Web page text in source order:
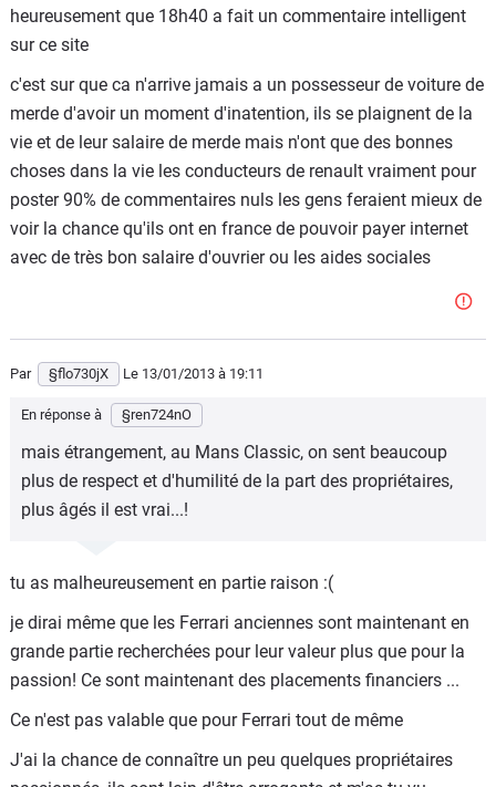
heureusement que 18h40 a fait un commentaire intelligent
sur ce site
c'est sur que ca n'arrive jamais a un possesseur de voiture de
merde d'avoir un moment d'inatention, ils se plaignent de la
vie et de leur salaire de merde mais n'ont que des bonnes
choses dans la vie les conducteurs de renault vraiment pour
poster 90% de commentaires nuls les gens feraient mieux de
voir la chance qu'ils ont en france de pouvoir payer internet
avec de très bon salaire d'ouvrier ou les aides sociales
Par §flo730jX Le 13/01/2013 à 19:11
En réponse à §ren724nO
mais étrangement, au Mans Classic, on sent beaucoup
plus de respect et d'humilité de la part des propriétaires,
plus âgés il est vrai...!
tu as malheureusement en partie raison :(
je dirai même que les Ferrari anciennes sont maintenant en
grande partie recherchées pour leur valeur plus que pour la
passion! Ce sont maintenant des placements financiers ...
Ce n'est pas valable que pour Ferrari tout de même
J'ai la chance de connaître un peu quelques propriétaires